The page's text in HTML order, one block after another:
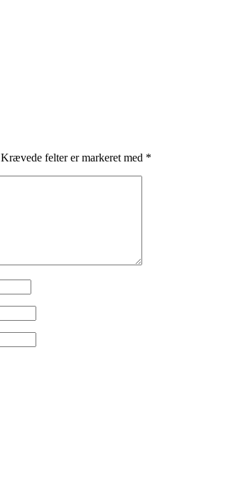
Krævede felter er markeret med *